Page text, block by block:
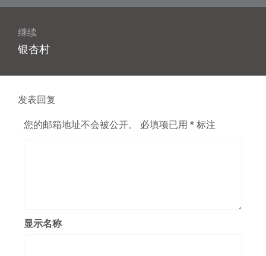
航文
继续
下
文
章：
银杏村
发表回复
您的邮箱地址不会被公开。 必填项已用 * 标注
显示名称